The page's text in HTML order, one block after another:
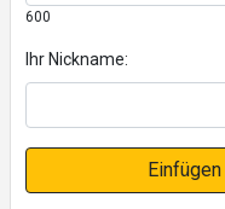
600
Ihr Nickname:
Einfügen